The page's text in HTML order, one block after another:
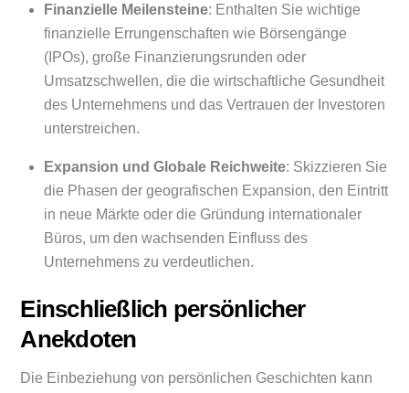
Finanzielle Meilensteine: Enthalten Sie wichtige
finanzielle Errungenschaften wie Börsengänge
(IPOs), große Finanzierungsrunden oder
Umsatzschwellen, die die wirtschaftliche Gesundheit
des Unternehmens und das Vertrauen der Investoren
unterstreichen.
Expansion und Globale Reichweite: Skizzieren Sie
die Phasen der geografischen Expansion, den Eintritt
in neue Märkte oder die Gründung internationaler
Büros, um den wachsenden Einfluss des
Unternehmens zu verdeutlichen.
Einschließlich persönlicher
Anekdoten
Die Einbeziehung von persönlichen Geschichten kann